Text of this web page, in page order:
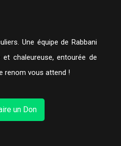
Une équipe de Rabbani
chaleureuse, entourée de
renom vous attend !
un Don